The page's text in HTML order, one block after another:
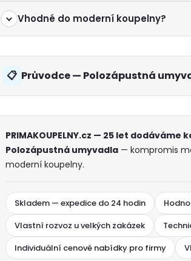
Vhodné do moderní koupelny?
Průvodce — Polozápustná
PRIMAKOUPELNY.cz — 25 let
Polozápustná umyvadla — kompromis
moderní koupelny.
Skladem — expedice do 24 hodin
Vlastní rozvoz u velkých zakázek
Individuální cenové nabídky pro firmy